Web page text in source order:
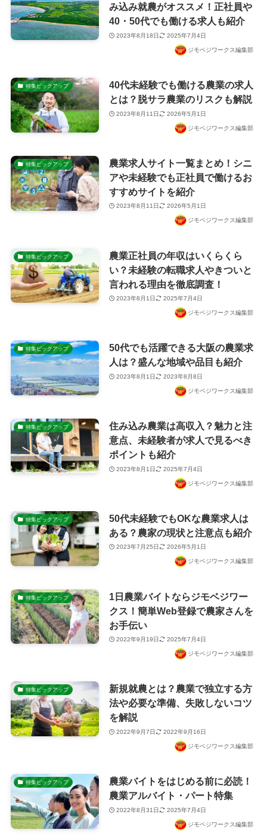
み込み就農がオススメ！正社員や
40・50代でも働ける求人も紹介
2023年8月18日 2025年7月4日
ジモベジワークス編集部
特集ピックアップ
40代未経験でも働ける農業の求人
とは？脱サラ農業のリスクも解説
2023年8月11日 2026年5月1日
ジモベジワークス編集部
特集ピックアップ
農業求人サイト一覧まとめ！シニ
アや未経験でも正社員で働けるお
すすめサイトを紹介
2023年8月11日 2026年5月1日
ジモベジワークス編集部
特集ピックアップ
農業正社員の年収はいくらくら
い？未経験の転職求人やきついと
言われる理由を徹底調査！
2023年8月1日 2025年7月4日
ジモベジワークス編集部
特集ピックアップ
50代でも活躍できる大阪の農業求
人は？盛んな地域や品目も紹介
2023年8月1日 2023年8月8日
ジモベジワークス編集部
特集ピックアップ
住み込み農業は高収入？魅力と注
意点、未経験者が求人で見るべき
ポイントも紹介
2023年8月1日 2025年7月4日
ジモベジワークス編集部
特集ピックアップ
50代未経験でもOKな農業求人は
ある？農家の現状と注意点も紹介
2023年7月25日 2026年5月1日
ジモベジワークス編集部
特集ピックアップ
1日農業バイトならジモベジワー
クス！簡単Web登録で農家さんを
お手伝い
2022年9月19日 2025年7月4日
ジモベジワークス編集部
特集ピックアップ
新規就農とは？農業で独立する方
法や必要な準備、失敗しないコツ
を解説
2022年9月7日 2022年9月16日
ジモベジワークス編集部
特集ピックアップ
農業バイトをはじめる前に必読！
農業アルバイト・パート特集
2022年8月31日 2025年7月4日
ジモベジワークス編集部